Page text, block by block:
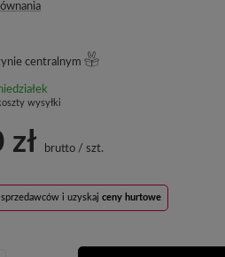
centralnym
wysyłki
zł brutto /szt.
sprzedawców i uzyskajceny hurtowe